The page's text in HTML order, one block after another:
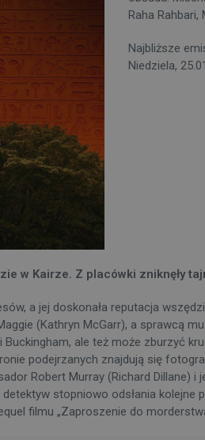
Raha Rahbari,
Najbliższe
Niedziela,
w Kairze. Z placówki zniknęły
a jej doskonała reputacja
(Kathryn McGarr), a sprawcą
ale też może zburzyć
podejrzanych znajdują się
Robert Murray (Richard Dillane) i
stopniowo odsłania kolejne
filmu „Zaproszenie do